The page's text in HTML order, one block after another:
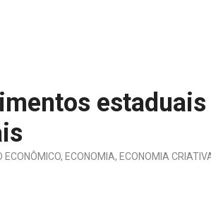
ECONÔMICO, ECONOMIA, ECONOMIA